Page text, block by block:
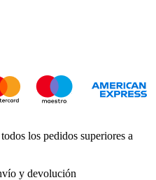
los pedidos superiores a
y devolución